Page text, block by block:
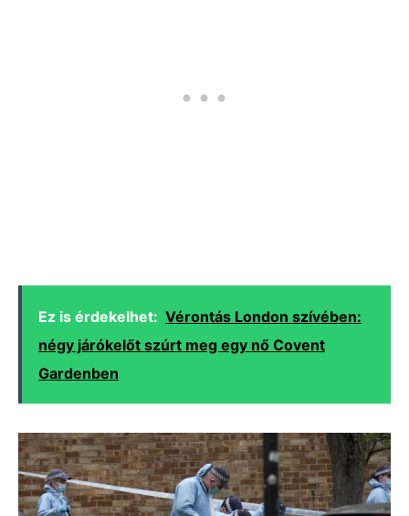
Ez is érdekelhet: Vérontás London szívében:
négy járókelőt szúrt meg egy nő Covent
Gardenben